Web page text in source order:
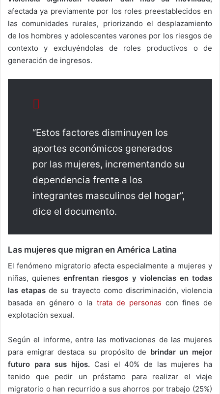
afectada ya previamente por los roles preestablecidos en
las comunidades rurales, priorizando el desplazamiento
de los hombres y adolescentes varones por los riesgos de
contexto y excluyéndolas de roles productivos o de
generación de ingresos.
“Estos factores disminuyen los
aportes económicos generados
por las mujeres, incrementando su
dependencia frente a los
integrantes masculinos del hogar”,
dice el documento.
Las mujeres que migran en América Latina
El fenómeno migratorio afecta especialmente a mujeres y
niñas, quienes enfrentan riesgos y violencias en todas
las etapas de su trayecto como discriminación, violencia
basada en género o la trata de personas con fines de
explotación sexual.
Según el informe, entre las motivaciones de las mujeres
para emigrar destaca su propósito de brindar un mejor
futuro para sus hijos. Casi el 40% de las mujeres ha
tenido que pedir un préstamo para realizar el viaje
migratorio o han recurrido a sus ahorros por trabajo (25%)